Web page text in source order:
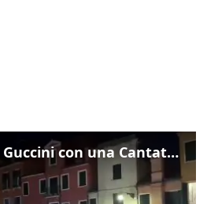
Venezia omaggia Guccini con una Cantata Anarchica in campo Santa Margherita